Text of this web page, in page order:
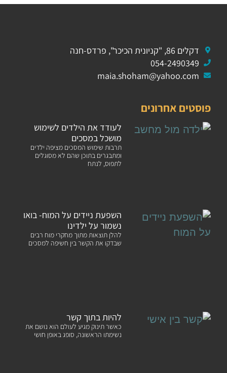
דקלים 86, "קניונית הכיכר", פרדס-חנה
054-2490349
maia.shoham@yahoo.com
פוסטים אחרונים
לעודד את הילדים לשימוש
מושכל במסכים
תרבות שימוש המסכים מציפה ילדים
ומתבגרים בתוכן שהם לא מסוגלים
לתפוס, לנתח
השפעת ניידים על המוח- בואו
נשמור על ילדינו
להלן תוצאות מתוך מחקרי מוח רבים
שבדקו את הקשר בין חשיפה למסכים
להיות בתוך קשר
כאשר תינוק מגיע לעולם הוא נושם את
נשימתו הראשונה, סופג באופן חושי